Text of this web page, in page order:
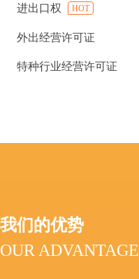
进出口权 HOT
外出经营许可证
特种行业经营许可证
我们的优势
OUR ADVANTAGE